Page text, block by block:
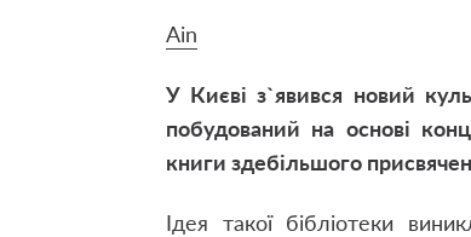
Ain
У Києві з`явився новий
побудований на основі
книги здебільшого
Ідея такої бібліотеки